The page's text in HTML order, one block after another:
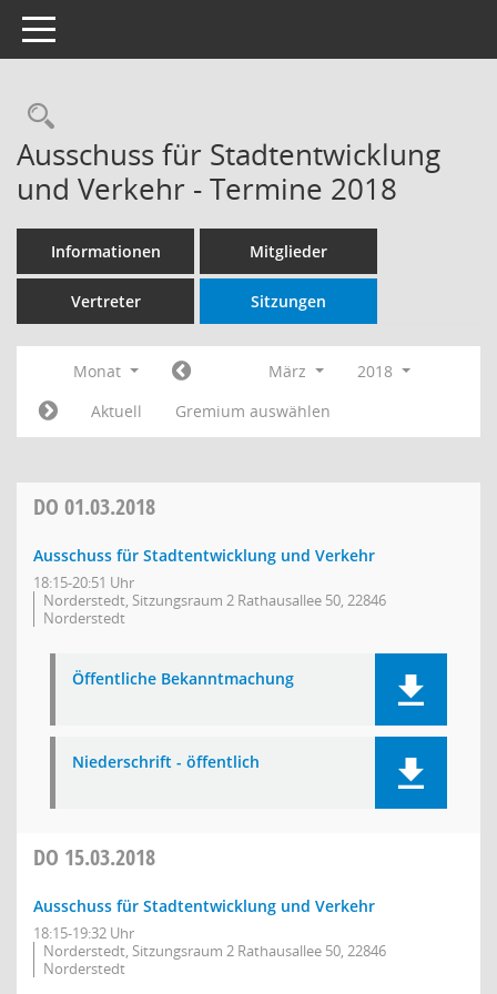
Toggle navigation
Rechercheauswahl
Ausschuss für Stadtentwicklung
und Verkehr - Termine 2018
Informationen Mitglieder
Vertreter Sitzungen
Monat März
2018
Aktuell
Gremium auswählen
DO 01.03.2018
Ausschuss für Stadtentwicklung und Verkehr
18:15-20:51 Uhr
Norderstedt, Sitzungsraum 2 Rathausallee 50, 22846
Norderstedt
Öffentliche Bekanntmachung
Niederschrift - öffentlich
DO 15.03.2018
Ausschuss für Stadtentwicklung und Verkehr
18:15-19:32 Uhr
Norderstedt, Sitzungsraum 2 Rathausallee 50, 22846
Norderstedt